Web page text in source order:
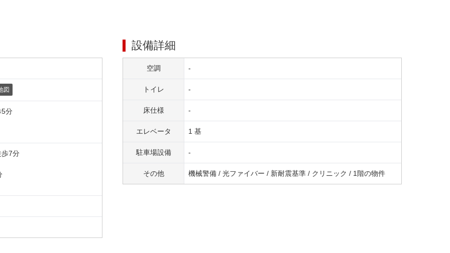
図
5分
歩7分
設備詳細
空調 -
トイレ -
床仕様 -
エレベータ 1 基
駐車場設備 -
その他 機械警備 / 光ファイバー / 新耐震基準 / クリニック / 1階の物件